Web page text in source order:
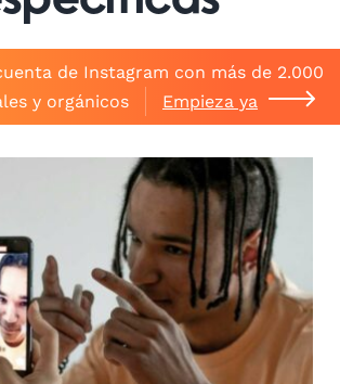
de Instagram con más de 2.000
y orgánicos
Empieza ya